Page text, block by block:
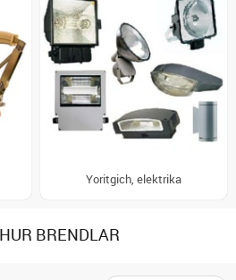
Yoritgich, elektrika
BRENDLAR